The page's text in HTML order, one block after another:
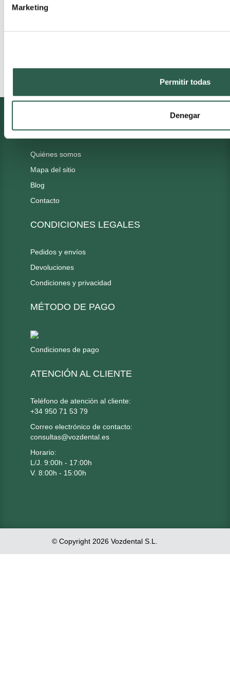
Marketing
Permitir todas
Denegar
ROTATORIO DENTAL
VOZDENTAL
Quiénes somos
Mapa del sitio
Blog
Contacto
CONDICIONES LEGALES
Pedidos y envíos
Devoluciones
Condiciones y privacidad
MÉTODO DE PAGO
Condiciones de pago
ATENCIÓN AL CLIENTE
Teléfono de atención al cliente:
+34 950 71 53 79
Correo electrónico de contacto:
consultas@vozdental.es
Horario:
L/J. 9:00h - 17:00h
V. 8:00h - 15:00h
© Copyright 2026 Vozdental S.L.